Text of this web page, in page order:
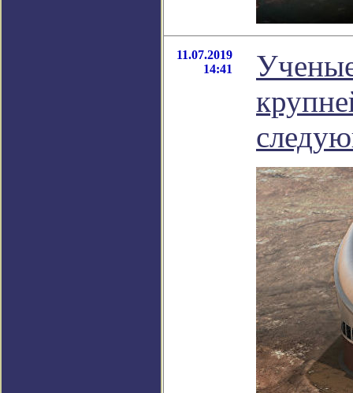
11.07.2019
14:41